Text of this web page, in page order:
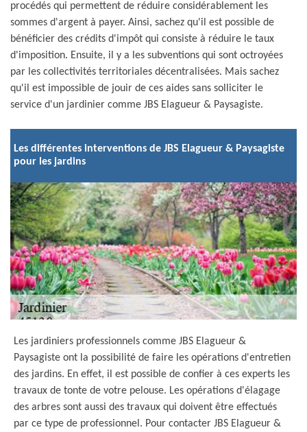
procédés qui permettent de réduire considérablement les
sommes d'argent à payer. Ainsi, sachez qu'il est possible de
bénéficier des crédits d'impôt qui consiste à réduire le taux
d'imposition. Ensuite, il y a les subventions qui sont octroyées
par les collectivités territoriales décentralisées. Mais sachez
qu'il est impossible de jouir de ces aides sans solliciter le
service d'un jardinier comme JBS Elagueur & Paysagiste.
Les différentes interventions de JBS Elagueur & Paysagiste
pour les jardins
Les jardiniers professionnels comme JBS Elagueur &
Paysagiste ont la possibilité de faire les opérations d'entretien
des jardins. En effet, il est possible de confier à ces experts les
travaux de tonte de votre pelouse. Les opérations d'élagage
des arbres sont aussi des travaux qui doivent être effectués
par ce type de professionnel. Pour contacter JBS Elagueur &